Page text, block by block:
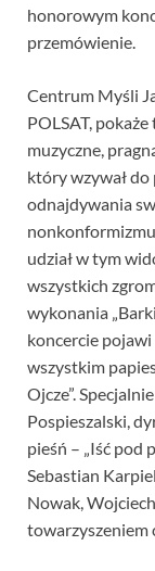
honorowym
przemówienie.
Centrum Myśli
POLSAT,
muzyczne,
który wzywał
odnajdywania
udział w tym
wszystkich
wykonania
koncercie
wszystkim
Ojcze”.
Pospieszalski,
pieśń – „Iść pod
Sebastian
Nowak,
towarzyszeniem